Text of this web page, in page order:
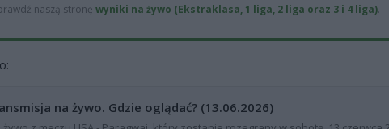
naszą stronę wyniki na żywo (Ekstraklasa, 1 liga, 2 liga oraz 3 i 4 liga).
na żywo. Gdzie oglądać? (13.06.2026)